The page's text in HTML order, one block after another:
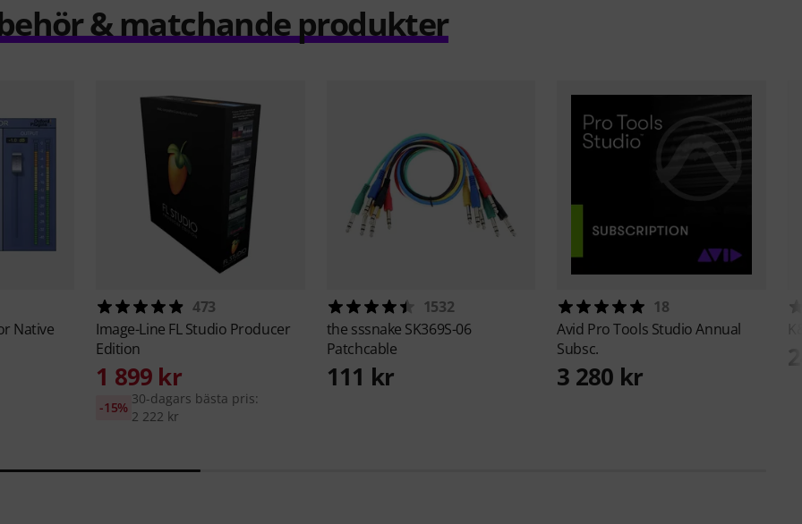
& matchande produkter
Native
473
Image-Line FL Studio Producer
Edition
1 899 kr
30-dagars bästa pris:
2 222 kr
-15%
1532
the sssnake SK369S-06
Patchcable
111 kr
18
Avid Pro Tools Studio Annual
Subsc.
3 280 kr